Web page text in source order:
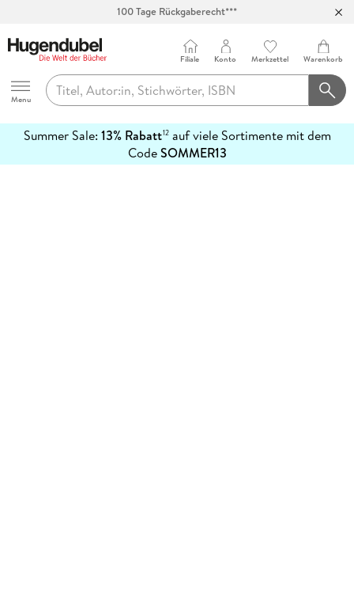
100 Tage Rückgaberecht***
Hugendubel
Menu
Filiale Konto Merkzettel Warenkorb
Summer Sale: 13% Rabatt12auf viele Sortimente mit dem
CodeSOMMER13
erfahren